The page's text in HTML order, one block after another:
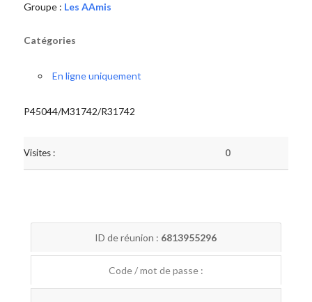
Groupe : Les AAmis
Catégories
En ligne uniquement
P45044/M31742/R31742
Visites : 0
ID de réunion : 6813955296
Code / mot de passe :